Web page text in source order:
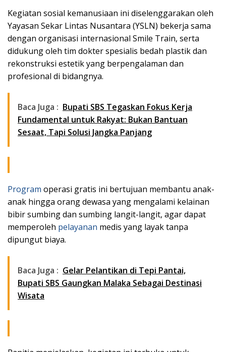
Kegiatan sosial kemanusiaan ini diselenggarakan oleh
Yayasan Sekar Lintas Nusantara (YSLN) bekerja sama
dengan organisasi internasional Smile Train, serta
didukung oleh tim dokter spesialis bedah plastik dan
rekonstruksi estetik yang berpengalaman dan
profesional di bidangnya.
Baca Juga : Bupati SBS Tegaskan Fokus Kerja
Fundamental untuk Rakyat: Bukan Bantuan
Sesaat, Tapi Solusi Jangka Panjang
Program operasi gratis ini bertujuan membantu anak-
anak hingga orang dewasa yang mengalami kelainan
bibir sumbing dan sumbing langit-langit, agar dapat
memperoleh pelayanan medis yang layak tanpa
dipungut biaya.
Baca Juga : Gelar Pelantikan di Tepi Pantai,
Bupati SBS Gaungkan Malaka Sebagai Destinasi
Wisata